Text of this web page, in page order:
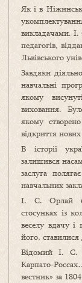
Як і в
викладачами.
педагогів,
Львівського
Завдяки
навчальні
якому
виховання.
якому
відкриття нових
В історії
залишився
заслуга
навчальних
І. С. Орлай
стосунках із
веселу вдачу і
його, ставилися
Відомий І. С.
Карпато-
вестник» за